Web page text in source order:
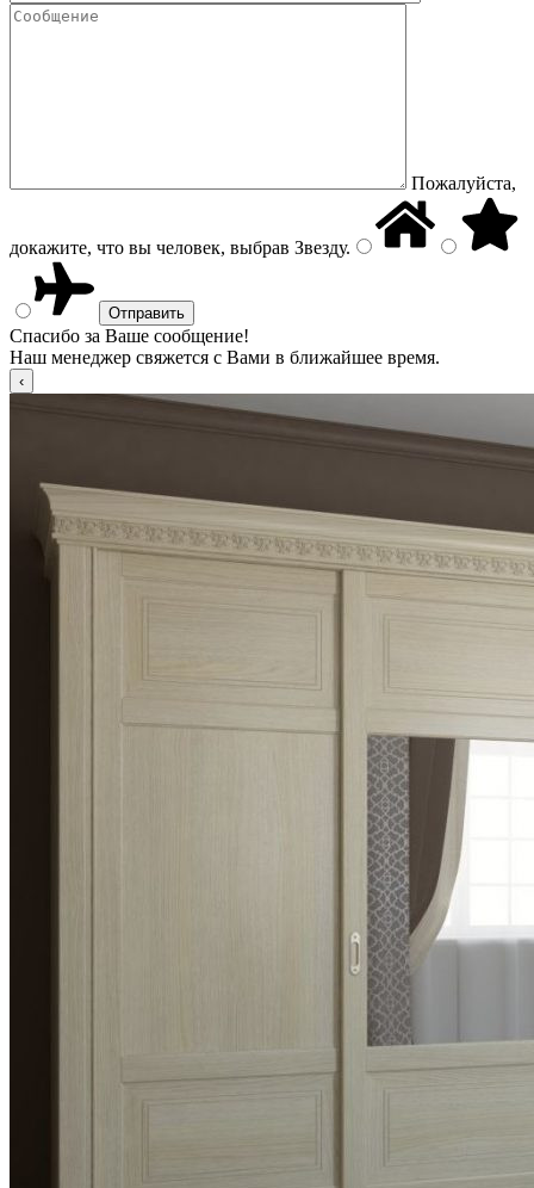
Пожалуйста,
докажите, что вы человек, выбрав Звезду.
Спасибо за Ваше сообщение!
Наш менеджер свяжется с Вами в ближайшее время.